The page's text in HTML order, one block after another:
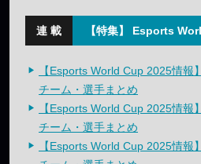
【特集】 Esports
【Esports World Cup 2025情報
チーム・選手まとめ
【Esports World Cup 2025情報
チーム・選手まとめ
【Esports World Cup 2025情報